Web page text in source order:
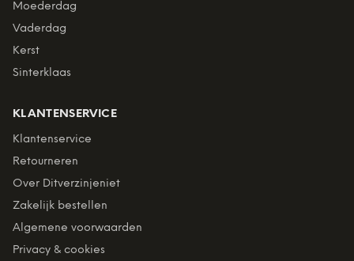
Moederdag
Vaderdag
Kerst
Sinterklaas
KLANTENSERVICE
Klantenservice
Retourneren
Over Ditverzinjeniet
Zakelijk bestellen
Algemene voorwaarden
Privacy & cookies